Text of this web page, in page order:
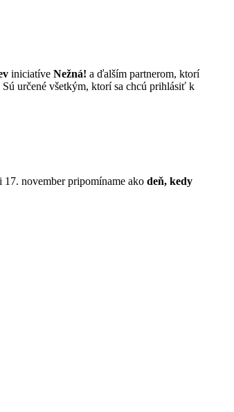
iniciatíve Nežná! a ďalším partnerom, ktorí
určené všetkým, ktorí sa chcú prihlásiť k
november pripomíname ako deň, kedy